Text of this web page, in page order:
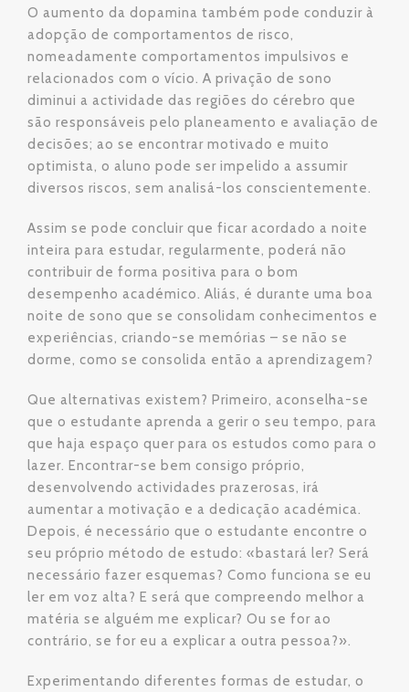
O aumento da dopamina também pode conduzir à
adopção de comportamentos de risco,
nomeadamente comportamentos impulsivos e
relacionados com o vício. A privação de sono
diminui a actividade das regiões do cérebro que
são responsáveis pelo planeamento e avaliação de
decisões; ao se encontrar motivado e muito
optimista, o aluno pode ser impelido a assumir
diversos riscos, sem analisá-los conscientemente.
Assim se pode concluir que ficar acordado a noite
inteira para estudar, regularmente, poderá não
contribuir de forma positiva para o bom
desempenho académico. Aliás, é durante uma boa
noite de sono que se consolidam conhecimentos e
experiências, criando-se memórias – se não se
dorme, como se consolida então a aprendizagem?
Que alternativas existem? Primeiro, aconselha-se
que o estudante aprenda a gerir o seu tempo, para
que haja espaço quer para os estudos como para o
lazer. Encontrar-se bem consigo próprio,
desenvolvendo actividades prazerosas, irá
aumentar a motivação e a dedicação académica.
Depois, é necessário que o estudante encontre o
seu próprio método de estudo: «bastará ler? Será
necessário fazer esquemas? Como funciona se eu
ler em voz alta? E será que compreendo melhor a
matéria se alguém me explicar? Ou se for ao
contrário, se for eu a explicar a outra pessoa?».
Experimentando diferentes formas de estudar, o